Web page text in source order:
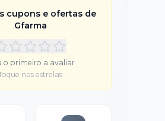
cupons e ofertas de
Gfarma
o primeiro a avaliar
nas estrelas